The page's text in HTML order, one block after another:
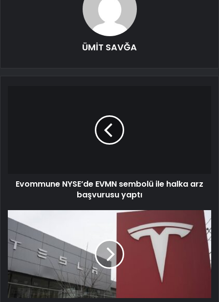
ÜMİT SAVĞA
Evommune NYSE’de EVMN sembolü ile halka arz
başvurusu yaptı